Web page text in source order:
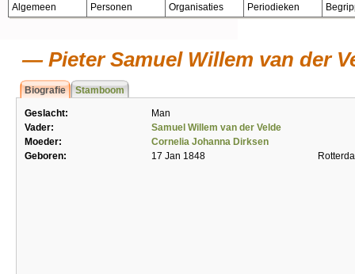
Algemeen Personen Organisaties Periodieken
Pieter Samuel Willem van der
Biografie Stamboom
Geslacht:
Man
Vader:
Samuel Willem van der Velde
Moeder:
Cornelia Johanna Dirksen
Geboren:
17 Jan 1848